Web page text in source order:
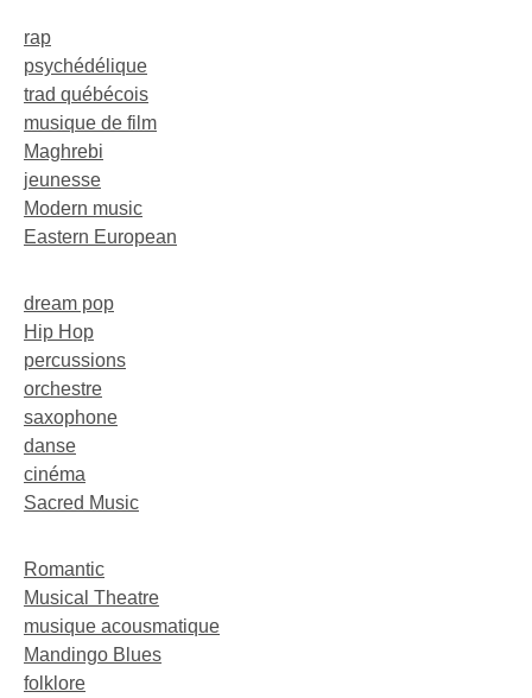
rap
psychédélique
trad québécois
musique de film
Maghrebi
jeunesse
Modern music
Eastern European
dream pop
Hip Hop
percussions
orchestre
saxophone
danse
cinéma
Sacred Music
Romantic
Musical Theatre
musique acousmatique
Mandingo Blues
folklore